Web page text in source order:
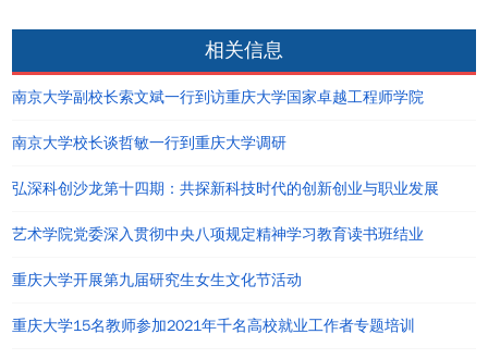
相关信息
南京大学副校长索文斌一行到访重庆大学国家卓越工程师学院
南京大学校长谈哲敏一行到重庆大学调研
弘深科创沙龙第十四期：共探新科技时代的创新创业与职业发展
艺术学院党委深入贯彻中央八项规定精神学习教育读书班结业
重庆大学开展第九届研究生女生文化节活动
重庆大学15名教师参加2021年千名高校就业工作者专题培训